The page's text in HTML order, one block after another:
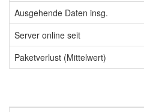
Ausgehende Daten insg.
Server online seit
Paketverlust (Mittelwert)